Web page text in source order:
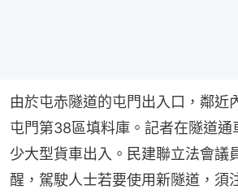
由於屯赤隧道的屯門出入口，鄰近
屯門第38區填料庫。記者在隧道通
少大型貨車出入。民建聯立法會議
醒，駕駛人士若要使用新隧道，須